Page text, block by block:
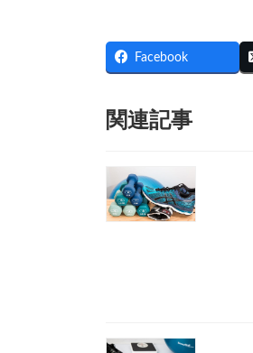
Facebook
関連記事